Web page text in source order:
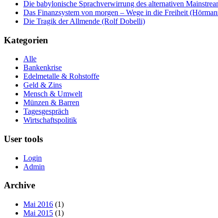
Die babylonische Sprachverwirrung des alternativen
Das Finanzsystem von morgen – Wege in die Freiheit
Die Tragik der Allmende (Rolf Dobelli)
Kategorien
Alle
Bankenkrise
Edelmetalle & Rohstoffe
Geld & Zins
Mensch & Umwelt
Münzen & Barren
Tagesgespräch
Wirtschaftspolitik
User tools
Login
Admin
Archive
Mai 2016 (1)
Mai 2015 (1)